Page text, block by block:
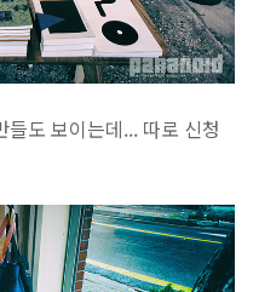
도 보이는데... 따로 신청